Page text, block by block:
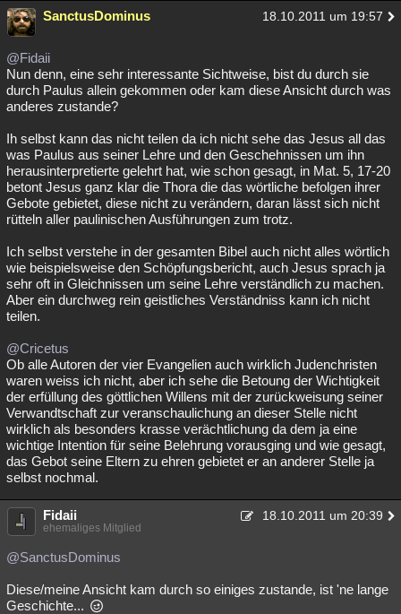
SanctusDominus 18.10.2011 um 19:57
@Fidaii
Nun denn, eine sehr interessante Sichtweise, bist du durch sie
durch Paulus allein gekommen oder kam diese Ansicht durch was
anderes zustande?
Ih selbst kann das nicht teilen da ich nicht sehe das Jesus all das
was Paulus aus seiner Lehre und den Geschehnissen um ihn
herausinterpretierte gelehrt hat, wie schon gesagt, in Mat. 5, 17-20
betont Jesus ganz klar die Thora die das wörtliche befolgen ihrer
Gebote gebietet, diese nicht zu verändern, daran lässt sich nicht
rütteln aller paulinischen Ausführungen zum trotz.
Ich selbst verstehe in der gesamten Bibel auch nicht alles wörtlich
wie beispielsweise den Schöpfungsbericht, auch Jesus sprach ja
sehr oft in Gleichnissen um seine Lehre verständlich zu machen.
Aber ein durchweg rein geistliches Verständniss kann ich nicht
teilen.
@Cricetus
Ob alle Autoren der vier Evangelien auch wirklich Judenchristen
waren weiss ich nicht, aber ich sehe die Betoung der Wichtigkeit
der erfüllung des göttlichen Willens mit der zurückweisung seiner
Verwandtschaft zur veranschaulichung an dieser Stelle nicht
wirklich als besonders krasse verächtlichung da dem ja eine
wichtige Intention für seine Belehrung vorausging und wie gesagt,
das Gebot seine Eltern zu ehren gebietet er an anderer Stelle ja
selbst nochmal.
Fidaii 18.10.2011 um 20:39
ehemaliges Mitglied
@SanctusDominus
Diese/meine Ansicht kam durch so einiges zustande, ist 'ne lange
Geschichte...